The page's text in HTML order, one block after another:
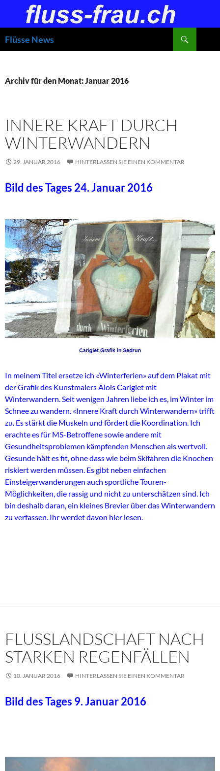
springen
Flüsse News
Archiv für den Monat: Januar 2016
INNERE KRAFT DURCH
WINTERWANDERN
29. JANUAR 2016 HINTERLASSEN SIE EINEN KOMMENTAR
Bild des Tages 24. Januar 2016
In meinem Titel ersetze ich «Winterferien» auf dem Plakat mit
der Grafik des Kunstmalers Alois Carigiet mit
Winterwandern. Seit wenigen Jahren liebe ich es, im Winter im
Schnee zu wandern. «Innere Kraft durch Winterwandern» trifft
zu. Es stärkt die Muskeln und fördert die Koordination. Ich
erachte es für MS-Betroffene sowie andere mit
Gesundheitsproblemen kämpfenden Menschen als wertvoll.
Gesunde hält es fit, ohne dass wie beim Skifahren die Knochen
riskiert werden müssen. Es gibt neben einfachen
Einsteigerwanderungen auch sportliche Touren-
Möglichkeiten, die rassig und nicht zu unterschätzen sind. Ich
bin deshalb daran, ein kleines Brevier über das Winterwandern
zu verfassen. Ihr werdet davon hier lesen.
FLUSSLANDSCHAFT NACH
STARKEN REGENFÄLLEN
10. JANUAR 2016 HINTERLASSEN SIE EINEN KOMMENTAR
Bild des Tages 9. Januar 2016